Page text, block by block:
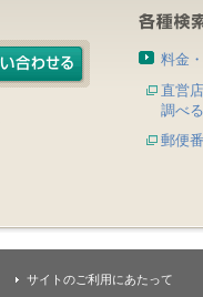
料金
直営
調べる
郵便
サイトのご利用にあたって